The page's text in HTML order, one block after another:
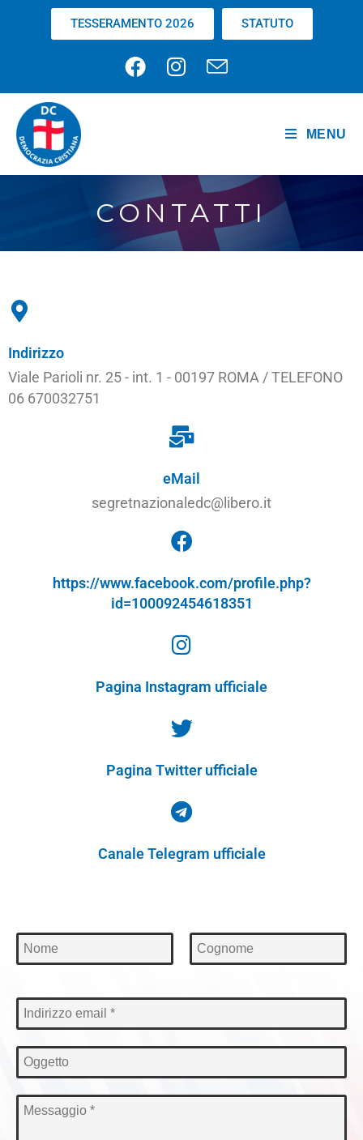
TESSERAMENTO 2026 STATUTO
MENU
CONTATTI
Indirizzo
Viale Parioli nr. 25 - int. 1 - 00197 ROMA / TELEFONO
06 670032751
eMail
segretnazionaledc@libero.it
https://www.facebook.com/profile.php?
id=100092454618351
Pagina Instagram ufficiale
Pagina Twitter ufficiale
Canale Telegram ufficiale